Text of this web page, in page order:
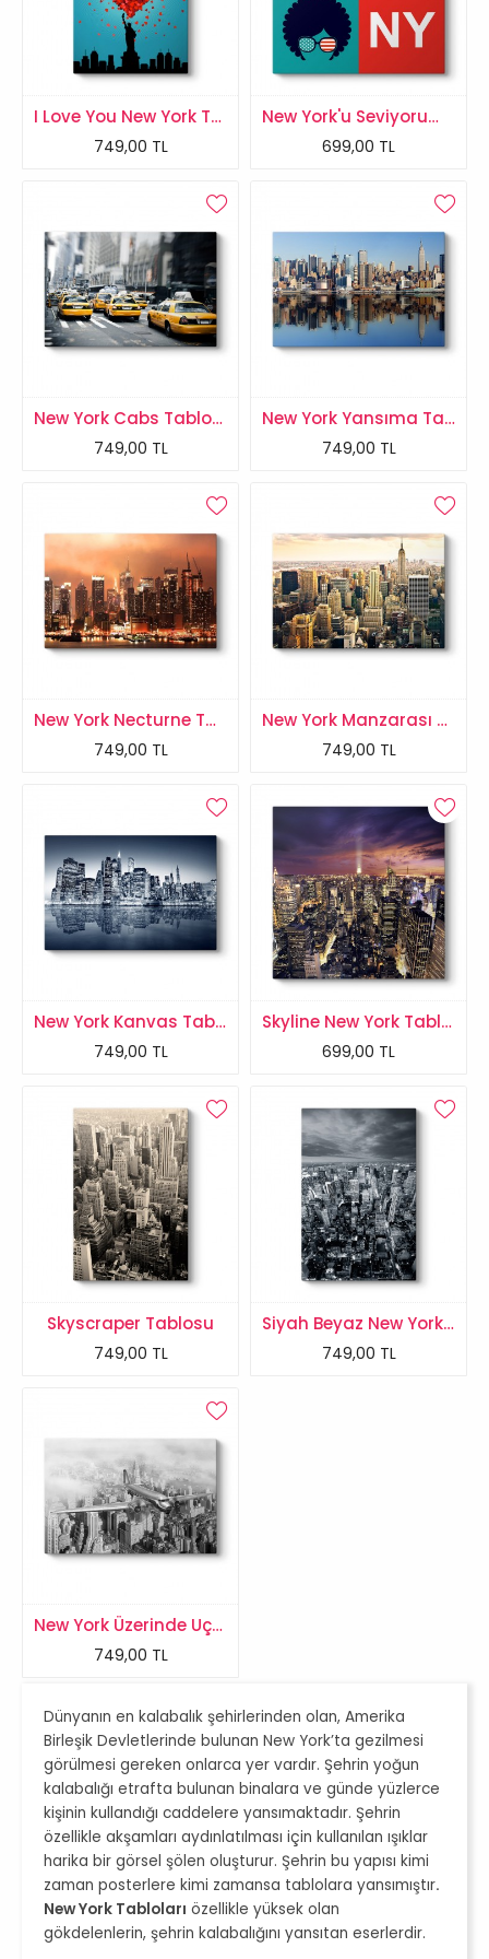
I Love You New York Tablosu
749,00 TL
New York'u Seviyorum Tablosu
699,00 TL
New York Cabs Tablosu
749,00 TL
New York Yansıma Tablosu
749,00 TL
New York Necturne Tablosu
749,00 TL
New York Manzarası Tablosu
749,00 TL
New York Kanvas Tablo
749,00 TL
Skyline New York Tablosu
699,00 TL
Skyscraper Tablosu
749,00 TL
Siyah Beyaz New York Skyline Tablosu
749,00 TL
New York Üzerinde Uçak Tablosu
749,00 TL
Dünyanın en kalabalık şehirlerinden olan, Amerika
Birleşik Devletlerinde bulunan New York’ta gezilmesi
görülmesi gereken onlarca yer vardır. Şehrin yoğun
kalabalığı etrafta bulunan binalara ve günde yüzlerce
kişinin kullandığı caddelere yansımaktadır. Şehrin
özellikle akşamları aydınlatılması için kullanılan ışıklar
harika bir görsel şölen oluşturur. Şehrin bu yapısı kimi
zaman posterlere kimi zamansa tablolara yansımıştır.
New York Tabloları özellikle yüksek olan
gökdelenlerin, şehrin kalabalığını yansıtan eserlerdir.